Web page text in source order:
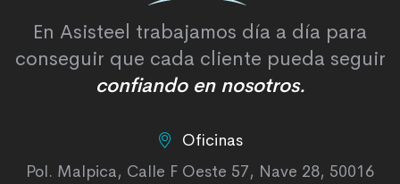
En Asisteel trabajamos día a día para
conseguir que cada cliente pueda seguir
confiando en nosotros.
Oficinas
Pol. Malpica, Calle F Oeste 57, Nave 28, 50016